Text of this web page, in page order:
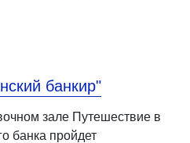
банкир"
зале Путешествие в
банка пройдет